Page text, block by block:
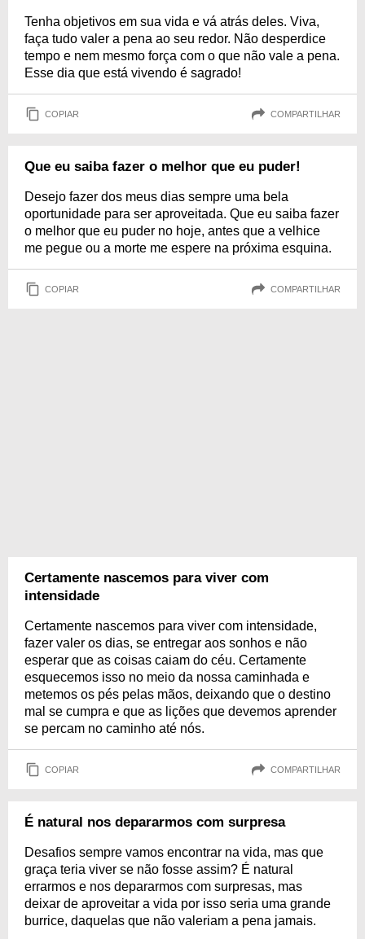
Tenha objetivos em sua vida e vá atrás deles. Viva,
faça tudo valer a pena ao seu redor. Não desperdice
tempo e nem mesmo força com o que não vale a pena.
Esse dia que está vivendo é sagrado!
COPIAR COMPARTILHAR
Que eu saiba fazer o melhor que eu puder!
Desejo fazer dos meus dias sempre uma bela
oportunidade para ser aproveitada. Que eu saiba fazer
o melhor que eu puder no hoje, antes que a velhice
me pegue ou a morte me espere na próxima esquina.
COPIAR COMPARTILHAR
Certamente nascemos para viver com
intensidade
Certamente nascemos para viver com intensidade,
fazer valer os dias, se entregar aos sonhos e não
esperar que as coisas caiam do céu. Certamente
esquecemos isso no meio da nossa caminhada e
metemos os pés pelas mãos, deixando que o destino
mal se cumpra e que as lições que devemos aprender
se percam no caminho até nós.
COPIAR COMPARTILHAR
É natural nos depararmos com surpresa
Desafios sempre vamos encontrar na vida, mas que
graça teria viver se não fosse assim? É natural
errarmos e nos depararmos com surpresas, mas
deixar de aproveitar a vida por isso seria uma grande
burrice, daquelas que não valeriam a pena jamais.